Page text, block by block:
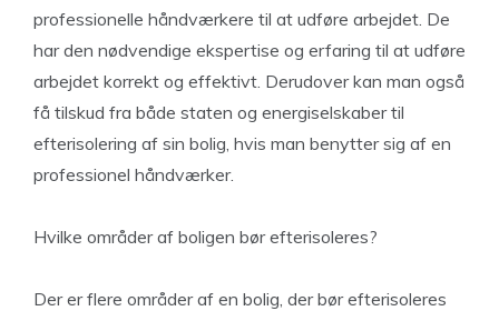
professionelle håndværkere til at udføre arbejdet. De
har den nødvendige ekspertise og erfaring til at udføre
arbejdet korrekt og effektivt. Derudover kan man også
få tilskud fra både staten og energiselskaber til
efterisolering af sin bolig, hvis man benytter sig af en
professionel håndværker.
Hvilke områder af boligen bør efterisoleres?
Der er flere områder af en bolig, der bør efterisoleres